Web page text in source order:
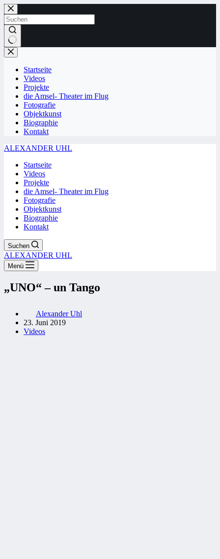
Zum
Inhalt
springen
Keine
Ergebnisse
Startseite
Videos
Projekte
die Amsel- Theater im Flug
Fotografie
Objektkunst
Biographie
Kontakt
ALEXANDER UHL
Startseite
Videos
Projekte
die Amsel- Theater im Flug
Fotografie
Objektkunst
Biographie
Kontakt
Suchen
ALEXANDER UHL
Menü
„UNO“ – un Tango
Alexander Uhl
23. Juni 2019
Videos